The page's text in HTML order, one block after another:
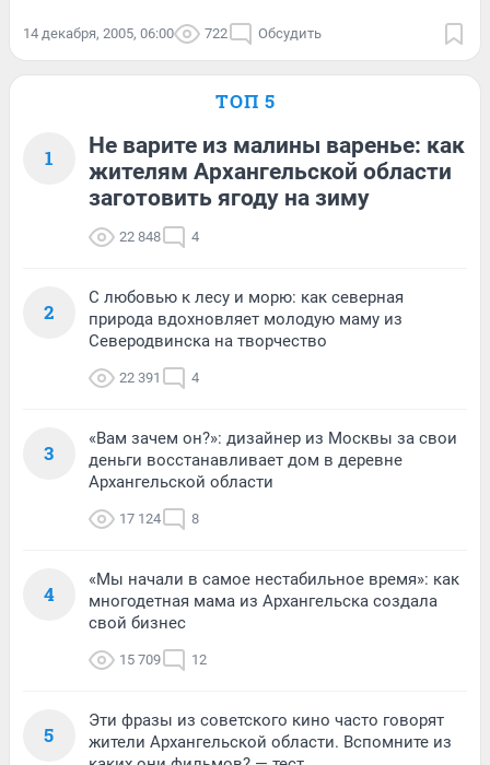
14 декабря, 2005, 06:00 722 Обсудить
ТОП 5
1
Не варите из малины варенье: как
жителям Архангельской области
заготовить ягоду на зиму
22 848 4
2
С любовью к лесу и морю: как северная
природа вдохновляет молодую маму из
Северодвинска на творчество
22 391 4
3
«Вам зачем он?»: дизайнер из Москвы за свои
деньги восстанавливает дом в деревне
Архангельской области
17 124 8
4
«Мы начали в самое нестабильное время»: как
многодетная мама из Архангельска создала
свой бизнес
15 709 12
5
Эти фразы из советского кино часто говорят
жители Архангельской области. Вспомните из